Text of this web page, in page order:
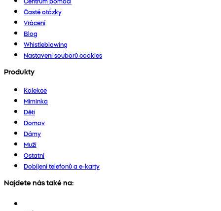
Časté otázky
Vrácení
Blog
Whistleblowing
Nastavení souborů cookies
Produkty
Kolekce
Miminka
Děti
Domov
Dámy
Muži
Ostatní
Dobíjení telefonů a e-karty
Najdete nás také na: